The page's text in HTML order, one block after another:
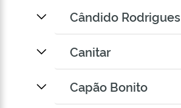
Cândido Rodrigues
Canitar
Capão Bonito